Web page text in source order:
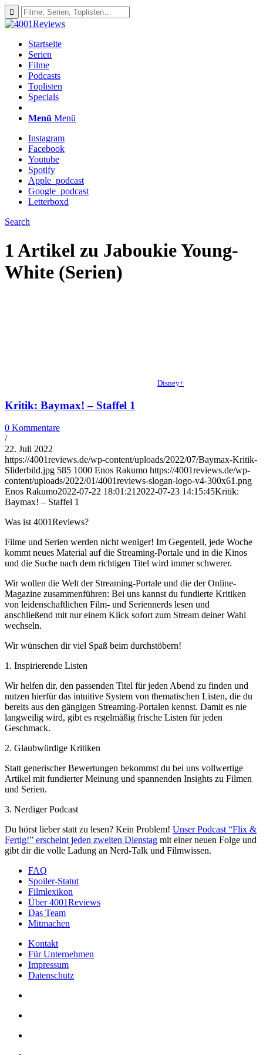
Startseite
Serien
Filme
Podcasts
Toplisten
Specials
Menü Menü
Instagram
Facebook
Youtube
Spotify
Apple_podcast
Google_podcast
Letterboxd
Search
1 Artikel zu Jaboukie Young-
White (Serien)
Disney+
Kritik: Baymax! – Staffel 1
0 Kommentare
/
22. Juli 2022
https://4001reviews.de/wp-content/uploads/2022/07/Baymax-Kritik-
Sliderbild.jpg 585 1000 Enos Rakumo https://4001reviews.de/wp-
content/uploads/2022/01/4001reviews-slogan-logo-v4-300x61.png
Enos Rakumo2022-07-22 18:01:21 2022-07-23 14:15:45Kritik:
Baymax! – Staffel 1
Was ist 4001Reviews?
Filme und Serien werden nicht weniger! Im Gegenteil, jede Woche
kommt neues Material auf die Streaming-Portale und in die Kinos
und die Suche nach dem richtigen Titel wird immer schwerer.
Wir wollen die Welt der Streaming-Portale und die der Online-
Magazine zusammenführen: Bei uns kannst du fundierte Kritiken
von leidenschaftlichen Film- und Seriennerds lesen und
anschließend mit nur einem Klick sofort zum Stream deiner Wahl
wechseln.
Wir wünschen dir viel Spaß beim durchstöbern!
1. Inspirierende Listen
Wir helfen dir, den passenden Titel für jeden Abend zu finden und
nutzen hierfür das intuitive System von thematischen Listen, die du
bereits aus den gängigen Streaming-Portalen kennst. Damit es nie
langweilig wird, gibt es regelmäßig frische Listen für jeden
Geschmack.
2. Glaubwürdige Kritiken
Statt generischer Bewertungen bekommst du bei uns vollwertige
Artikel mit fundierter Meinung und spannenden Insights zu Filmen
und Serien.
3. Nerdiger Podcast
Du hörst lieber statt zu lesen? Kein Problem! Unser Podcast “Flix &
Fertig!” erscheint jeden zweiten Dienstag mit einer neuen Folge und
gibt dir die volle Ladung an Nerd-Talk und Filmwissen.
FAQ
Spoiler-Statut
Filmlexikon
Über 4001Reviews
Das Team
Mitmachen
Kontakt
Für Unternehmen
Impressum
Datenschutz